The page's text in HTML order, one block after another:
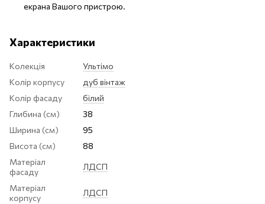
екрана Вашого пристрою.
Характеристики
Колекція
Ультімо
Колір корпусу
дуб вінтаж
Колір фасаду
білий
Глибина (см)
38
Ширина (см)
95
Висота (см)
88
Матеріал
фасаду
ЛДСП
Матеріал
корпусу
ЛДСП